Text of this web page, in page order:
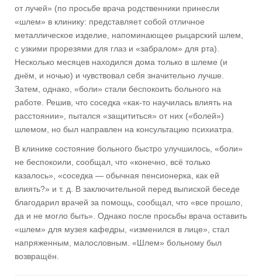
от лучей» (по просьбе врача родственники принесли
«шлем» в клинику: представляет собой отличное
металлическое изделие, напоминающее рыцарский шлем,
с узкими прорезями для глаз и «забралом» для рта).
Несколько месяцев находился дома только в шлеме (и
днём, и ночью) и чувствовал себя значительно лучше.
Затем, однако, «боли» стали беспокоить больного на
работе. Решив, что соседка «как-то научилась влиять на
расстоянии», пытался «защититься» от них («болей»)
шлемом, но был направлен на консультацию психиатра.
В клинике состояние больного быстро улучшилось, «боли»
не беспокоили, сообщал, что «конечно, всё только
казалось», «соседка — обычная пенсионерка, как ей
влиять?» и т. д. В заключительной перед выпиской беседе
благодарил врачей за помощь, сообщал, что «все прошло,
да и не могло быть». Однако после просьбы врача оставить
«шлем» для музея кафедры, «изменился в лице», стал
напряженным, малословным. «Шлем» больному был
возвращён.